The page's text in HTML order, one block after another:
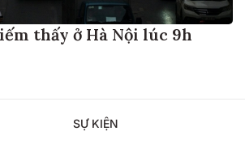
thấy ở Hà Nội lúc 9h
SỰ KIỆN